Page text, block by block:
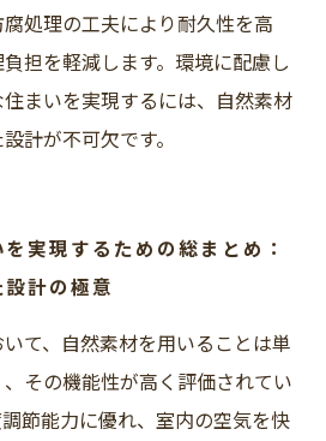
処理の工夫により耐久性を高
担を軽減します。環境に配慮し
まいを実現するには、自然素材
計が不可欠です。
実現するための総まとめ：
計の極意
て、自然素材を用いることは単
その機能性が高く評価されてい
節能力に優れ、室内の空気を快